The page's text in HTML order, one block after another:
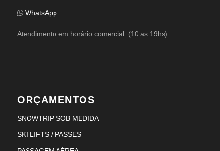
WhatsApp
Atendimento em horário comercial. (10 as 19hs)
ORÇAMENTOS
SNOWTRIP SOB MEDIDA
SKI LIFTS / PASSES